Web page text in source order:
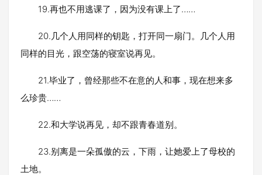
19.再也不用逃课了，因为没有课上了……
20.几个人用同样的钥匙，打开同一扇门。几个人用
同样的目光，跟空荡的寝室说再见。
21.毕业了，曾经那些不在意的人和事，现在想来多
么珍贵……
22.和大学说再见，却不跟青春道别。
23.别离是一朵孤傲的云，下雨，让她爱上了母校的
土地。